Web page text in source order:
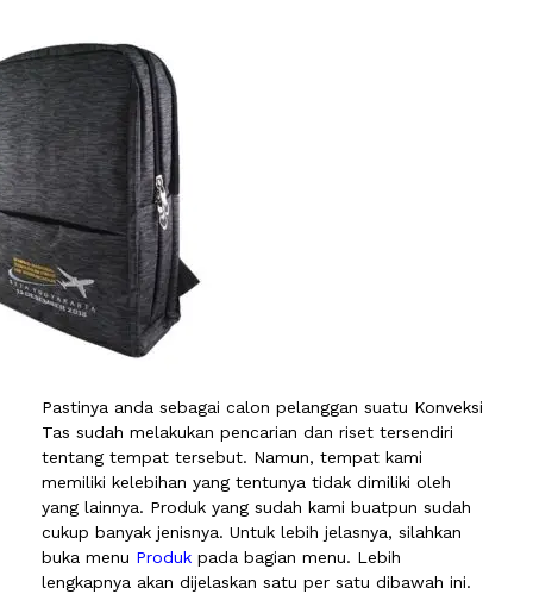
Pastinya anda sebagai calon pelanggan suatu Konveksi
Tas sudah melakukan pencarian dan riset tersendiri
tentang tempat tersebut. Namun, tempat kami
memiliki kelebihan yang tentunya tidak dimiliki oleh
yang lainnya. Produk yang sudah kami buatpun sudah
cukup banyak jenisnya. Untuk lebih jelasnya, silahkan
buka menu Produk pada bagian menu. Lebih
lengkapnya akan dijelaskan satu per satu dibawah ini.